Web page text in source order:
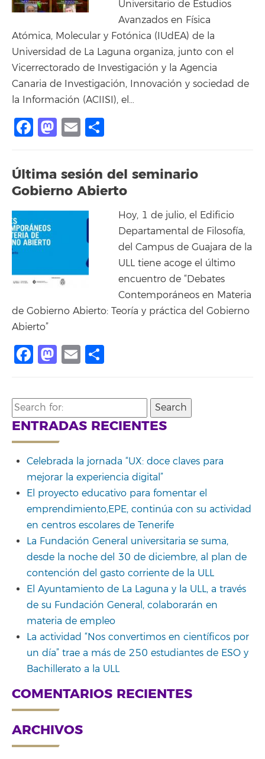
Universitario de Estudios
Avanzados en Física
Atómica, Molecular y Fotónica (IUdEA) de la
Universidad de La Laguna organiza, junto con el
Vicerrectorado de Investigación y la Agencia
Canaria de Investigación, Innovación y sociedad de
la Información (ACIISI), el…
Facebook
Mastodon
Email
Última sesión del seminario
Gobierno Abierto
Hoy, 1 de julio, el Edificio
Departamental de Filosofía,
del Campus de Guajara de la
ULL tiene acoge el último
encuentro de “Debates
Contemporáneos en Materia
de Gobierno Abierto: Teoría y práctica del Gobierno
Abierto”
Facebook
Mastodon
Email
Search
for:
ENTRADAS RECIENTES
Celebrada la jornada “UX: doce claves para
mejorar la experiencia digital”
El proyecto educativo para fomentar el
emprendimiento,EPE, continúa con su actividad
en centros escolares de Tenerife
La Fundación General universitaria se suma,
desde la noche del 30 de diciembre, al plan de
contención del gasto corriente de la ULL
El Ayuntamiento de La Laguna y la ULL, a través
de su Fundación General, colaborarán en
materia de empleo
La actividad “Nos convertimos en científicos por
un día” trae a más de 250 estudiantes de ESO y
Bachillerato a la ULL
COMENTARIOS RECIENTES
ARCHIVOS